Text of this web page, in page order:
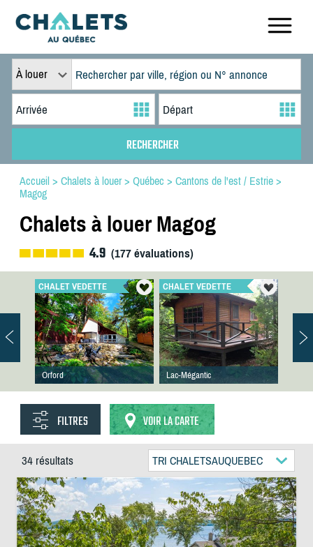
À louer
Accueil > Chalets à louer> Québec > Cantons de l'est / Estrie>
Magog
Chalets à louer Magog
4.9 (177évaluations)
CHALET VEDETTE
Orford
CHALET VEDETTE
Lac-Mégantic
FILTRES VOIR LA CARTE
34 résultats TRI CHALETSAUQUEBEC